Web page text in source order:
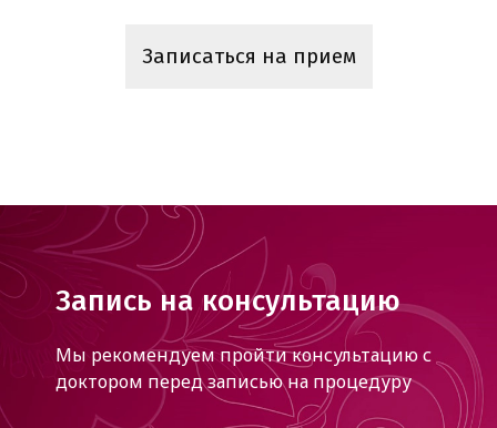
Записаться на прием
Запись на консультацию
Мы рекомендуем пройти консультацию с
доктором перед записью на процедуру